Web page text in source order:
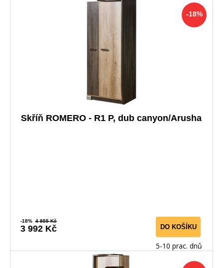
-18%
Skříň ROMERO - R1 P, dub canyon/Arusha
-18% 4 855 Kč
3 992 Kč DO KOŠÍKU
5-10 prac. dnů